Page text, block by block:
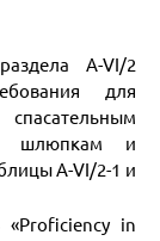
A-VI/2
для
шлюпкам и
A-VI/2-1 и
«Proficiency in